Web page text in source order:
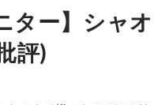
ター】シャ
評)